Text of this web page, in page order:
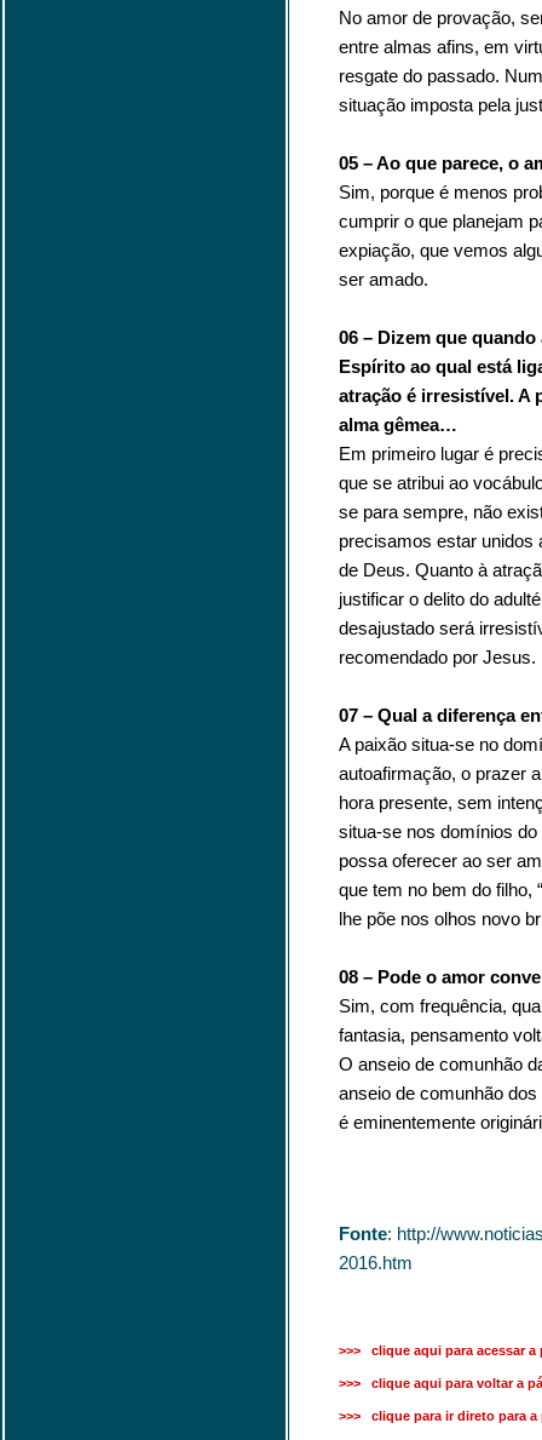
No amor de provação,
entre almas afins, em
resgate do passado.
situação imposta pela
05 – Ao que parece, o
Sim, porque é menos
cumprir o que planejam
expiação, que vemos
ser amado.
06 – Dizem que
Espírito ao qual está
atração é irresistível. A
alma gêmea…
Em primeiro lugar é
que se atribui ao
se para sempre, não
precisamos estar unidos
de Deus. Quanto à
justificar o delito do
desajustado será
recomendado por Jesus.
07 – Qual a diferença
A paixão situa-se no
autoafirmação, o prazer
hora presente, sem
situa-se nos domínios
possa oferecer ao ser
que tem no bem do filho,
lhe põe nos olhos novo
08 – Pode o amor
Sim, com frequência,
fantasia, pensamento
O anseio de comunhão
anseio de comunhão
é eminentemente
Fonte: http://
2016.htm
>>> clique aqui para acessar
>>> clique aqui para voltar a
>>> clique para ir direto para a